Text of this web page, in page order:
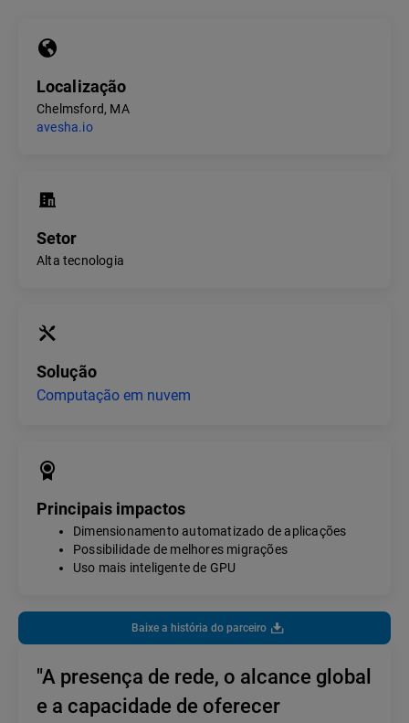
"A presença de rede, o alcance global
e a capacidade de oferecer
Localização
Chelmsford, MA
avesha.io
Setor
Alta tecnologia
Solução
Computação em nuvem
Principais impactos
Dimensionamento automatizado de aplicações
Possibilidade de melhores migrações
Uso mais inteligente de GPU
Baixe a história do parceiro